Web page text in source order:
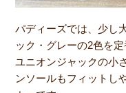
パディーズでは、少し
ック・グレーの2色を
ユニオンジャックの小
ンソールもフィットし